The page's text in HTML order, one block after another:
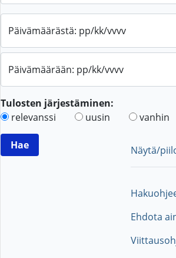
Päivämäärästä: pp/kk/vvvv
Päivämäärään: pp/kk/vvvv
Tulosten järjestäminen:
relevanssi
uusin vanhin
Näytä/
Ehdota